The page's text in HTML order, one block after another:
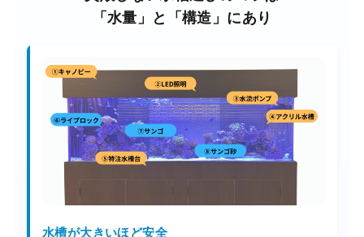
「水量」と「構造」にあり
水槽が大きいほど安全